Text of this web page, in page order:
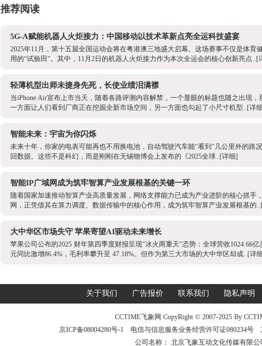
推荐阅读
5G-A赋能机器人火炬接力：中国移动以技术革新点亮全运科技盛宴
2025年11月，第十五届全国运动会将在粤港澳三地盛大启幕。这场赛事不仅是体育
用的“试验田”。其中，11月2日的机器人火炬接力作为本次全运会的核心创新亮点.. [
轻薄机型出师未捷身先死，长使业绩泪满襟
当iPhone Air宣布上市当天，随着各路评测内容解禁，一个显眼的标题也随之出现
一方面让人们看到厂商正在挖掘全新市场空间，另一方面也勾起了小尺寸机型.. [详
智能未来：宇宙为你闪烁
未来十年，你家的电表可能再也不用换电池，自动驾驶汽车能"看到"几公里外的路
回数据。这些不是科幻，而是刚刚在无锡物博会上发布的《2025全球.. [详细]
智能IP广域网成为筑牢智算产业发展根基的关键一环
随着国家加速推动智算产业高质量发展，网络支撑能力已成为产业进阶的核心抓手
网，正凭借其在算力调度、数据传输中的核心作用，成为筑牢智算产业发展根基的..
大中华区市场失守 苹果寄望AI驱动未来增长
苹果公司公布的2025 财年第四季度财报呈现“冰火两重天”态势：全球营收1024.66
元同比激增86.4%，毛利率攀升至 47.18%。但作为第三大市场的大中华区却成.. [详
关于我们 广告报价 联系我们 隐私声明
CCTIME飞象网 CopyRight © 2007-2025 By
京ICP备08004280号-1
电信与信息服务业务经营许可证080234号
公司名称： 北京飞象互动文化传媒有限公